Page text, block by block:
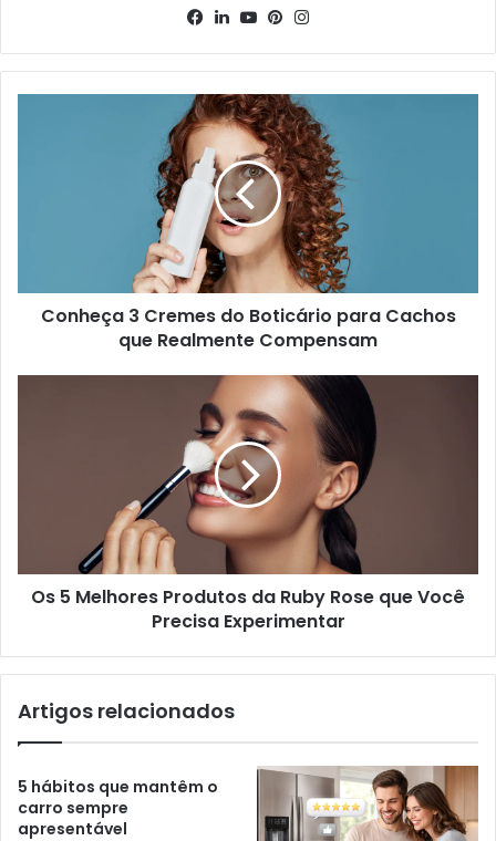
Facebook
Linkedin
YouTubePinterest
Conheça 3 Cremes do Boticário para Cachos
que Realmente Compensam
Os 5 Melhores Produtos da Ruby Rose que Você
Precisa Experimentar
Artigos relacionados
5 hábitos que mantêm o
carro sempre
apresentável